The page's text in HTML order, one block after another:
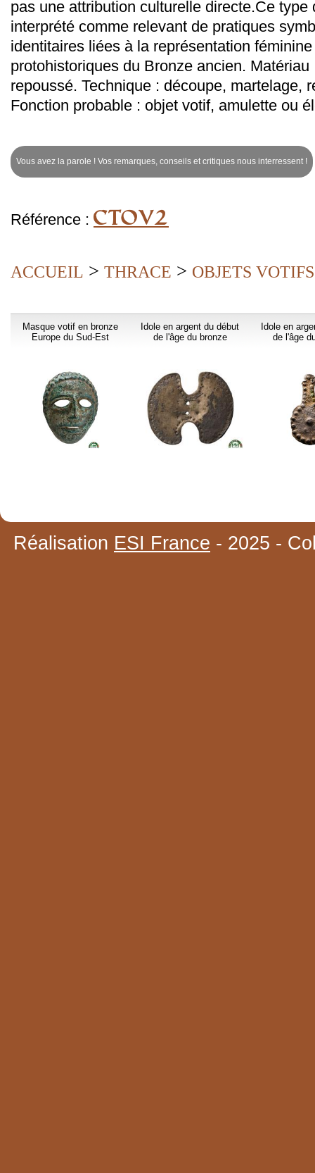
pas une attribution culturelle directe.Ce type
interprété comme relevant de pratiques
identitaires liées à la représentation
protohistoriques du Bronze ancien.
repoussé. Technique : découpe, martelage,
Fonction probable : objet votif, amulette ou
Vous avez la parole ! Vos remarques, conseils et critiques nous interressent !
Référence : CTOV2
ACCUEIL > THRACE > OBJETS VOTIFS
Masque votif en bronze
Europe du Sud-Est
Idole en argent du début
de l'âge du bronze
Idole en
de l'âge
Réalisation ESI France - 2025 -